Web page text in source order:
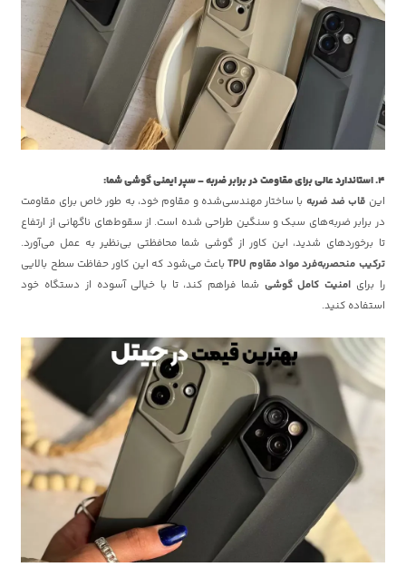
4. استاندارد عالی برای مقاومت در برابر ضربه – سپر ایمنی گوشی شما:
این قاب ضد ضربه با ساختار مهندسی‌شده و مقاوم خود، به طور خاص برای مقاومت
در برابر ضربه‌های سبک و سنگین طراحی شده است. از سقوط‌های ناگهانی از ارتفاع
تا برخوردهای شدید، این کاور از گوشی شما محافظتی بی‌نظیر به عمل می‌آورد.
ترکیب منحصربه‌فرد مواد مقاوم TPU
باعث می‌شود که این کاور حفاظت سطح بالایی
را برای امنیت کامل گوشی شما فراهم کند، تا با خیالی آسوده از دستگاه خود
استفاده کنید.